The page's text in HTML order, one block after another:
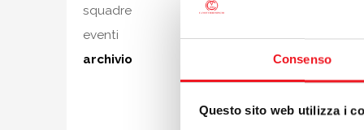
Consenso
Questo sito web utilizza i
squadre
eventi
archivio
Marco
rispettivi